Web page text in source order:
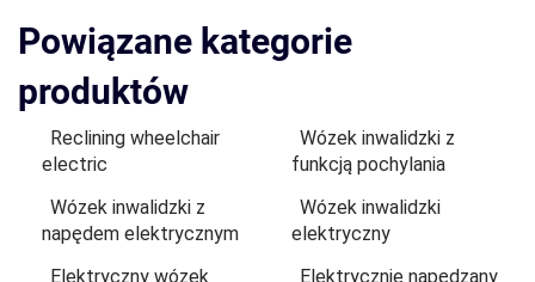
Powiązane kategorie
produktów
Reclining wheelchair
electric
Wózek inwalidzki z
funkcją pochylania
Wózek inwalidzki z
napędem elektrycznym
Wózek inwalidzki
elektryczny
Elektryczny wózek
Elektrycznie napędzany